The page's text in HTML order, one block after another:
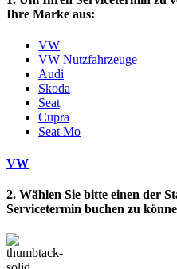
Ihre Marke aus:
VW
VW Nutzfahrzeuge
Audi
Skoda
Seat
Cupra
Seat Mo
VW
2. Wählen Sie bitte einen der
Servicetermin buchen zu